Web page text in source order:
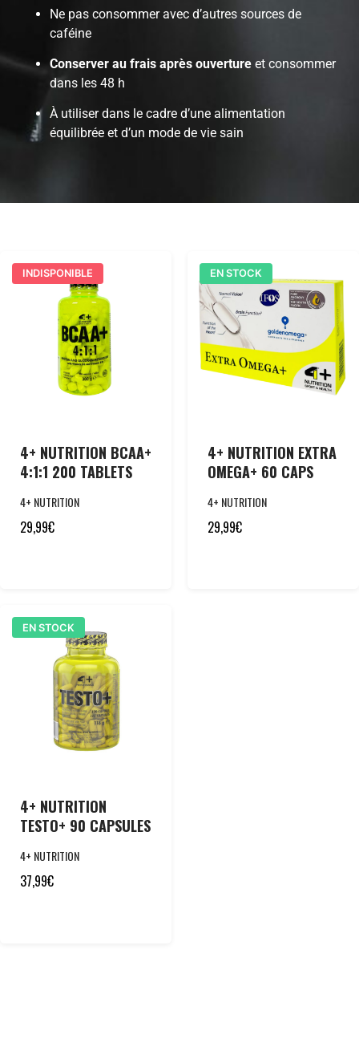
Ne pas consommer avec d’autres sources de
caféine
Conserver au frais après ouverture et consommer
dans les 48 h
À utiliser dans le cadre d’une alimentation
équilibrée et d’un mode de vie sain
INDISPONIBLE
4+ NUTRITION BCAA+
4:1:1 200 TABLETS
4+ NUTRITION
29,99€
EN STOCK
4+ NUTRITION EXTRA
OMEGA+ 60 CAPS
4+ NUTRITION
29,99€
EN STOCK
4+ NUTRITION
TESTO+ 90 CAPSULES
4+ NUTRITION
37,99€